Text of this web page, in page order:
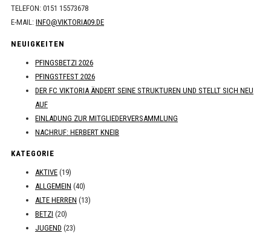
TELEFON: 0151 15573678
E-MAIL: INFO@VIKTORIA09.DE
NEUIGKEITEN
PFINGSBETZI 2026
PFINGSTFEST 2026
DER FC VIKTORIA ÄNDERT SEINE STRUKTUREN UND STELLT SICH NEU
AUF
EINLADUNG ZUR MITGLIEDERVERSAMMLUNG
NACHRUF: HERBERT KNEIB
KATEGORIE
AKTIVE (19)
ALLGEMEIN (40)
ALTE HERREN (13)
BETZI (20)
JUGEND (23)